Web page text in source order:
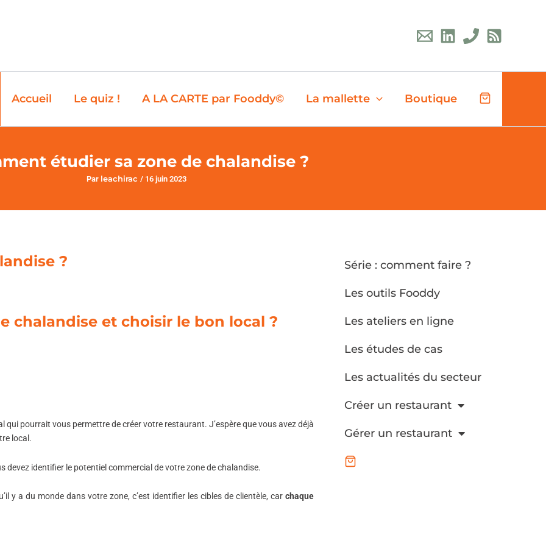
Accueil Le quiz ! A LA CARTE par Fooddy© La mallette Boutique
étudier sa zone de chalandise ?
Par leachirac / 16 juin 2023
?
chalandise et choisir le bon local ?
qui pourrait vous permettre de créer votre restaurant. J’espère que vous avez déjà
local.
devez identifier le potentiel commercial de votre zone de chalandise.
y a du monde dans votre zone, c’est identifier les cibles de clientèle, car chaque
Série : comment faire ?
Les outils Fooddy
Les ateliers en ligne
Les études de cas
Les actualités du secteur
Créer un restaurant
Gérer un restaurant